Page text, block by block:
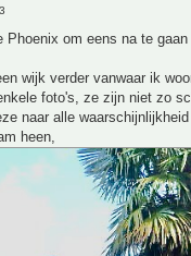
Phoenix om eens na te
wijk verder vanwaar ik
foto's, ze zijn niet zo
naar alle
heen,